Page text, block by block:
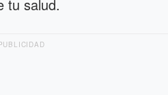
tu salud.